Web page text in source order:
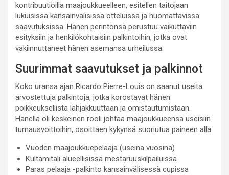
kontribuutioilla maajoukkueelleen, esitellen taitojaan
lukuisissa kansainvälisissä otteluissa ja huomattavissa
saavutuksissa. Hänen perintönsä perustuu vaikuttaviin
esityksiin ja henkilökohtaisiin palkintoihin, jotka ovat
vakiinnuttaneet hänen asemansa urheilussa.
Suurimmat saavutukset ja palkinnot
Koko uransa ajan Ricardo Pierre-Louis on saanut useita
arvostettuja palkintoja, jotka korostavat hänen
poikkeuksellista lahjakkuuttaan ja omistautumistaan.
Hänellä oli keskeinen rooli johtaa maajoukkueensa useisiin
turnausvoittoihin, osoittaen kykynsä suoriutua paineen alla.
Vuoden maajoukkuepelaaja (useina vuosina)
Kultamitali alueellisissa mestaruuskilpailuissa
Paras pelaaja -palkinto kansainvälisessä cupissa